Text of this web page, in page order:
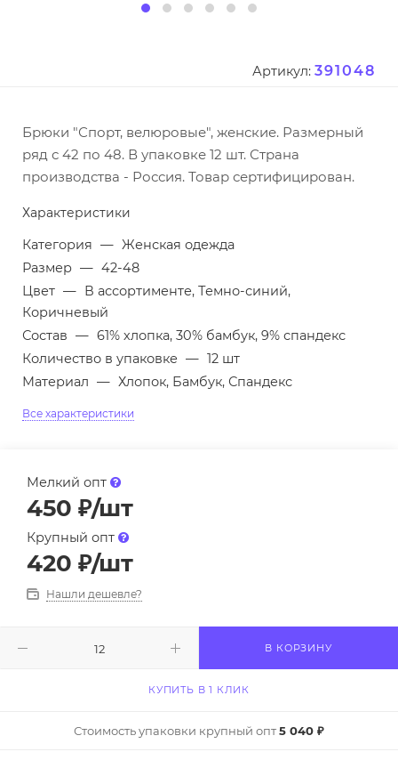
Артикул: 391048
Брюки "Спорт, велюровые", женские. Размерный
ряд с 42 по 48. В упаковке 12 шт. Страна
производства - Россия. Товар сертифицирован.
Характеристики
Категория — Женская одежда
Размер — 42-48
Цвет — В ассортименте, Темно-синий,
Коричневый
Состав — 61% хлопка, 30% бамбук, 9% спандекс
Количество в упаковке — 12 шт
Материал — Хлопок, Бамбук, Спандекс
Все характеристики
Мелкий опт
450 ₽/шт
Крупный опт
420 ₽/шт
Нашли дешевле?
В КОРЗИНУ
КУПИТЬ В 1 КЛИК
Стоимость упаковки крупный опт5 040 ₽